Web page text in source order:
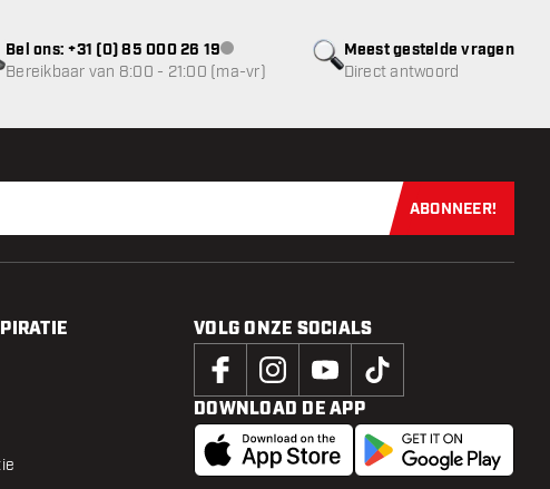
Meest gestelde vragen
Direct antwoord
Bel ons: +31 (0) 85 000 26 19klantenservice niet beschikbaar
Bereikbaar van 8:00 - 21:00 (ma-vr)
Schrijf je
ABONNEER!
VOLG ONZE SOCIALS
DOWNLOAD DE APP